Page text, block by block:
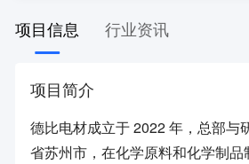
项目信息 行业资讯
项目简介
德比电材成立于 2022 年，总部与
省苏州市，在化学原料和化学制